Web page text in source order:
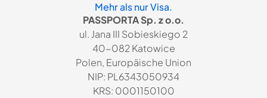
Mehr als nur Visa.
PASSPORTA Sp. z o.o.
ul. Jana III Sobieskiego 2
40-082 Katowice
Polen, Europäische Union
NIP: PL6343050934
KRS: 0001150100